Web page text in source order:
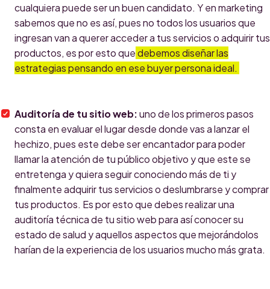
cualquiera puede ser un buen candidato. Y en marketing
sabemos que no es así, pues no todos los usuarios que
ingresan van a querer acceder a tus servicios o adquirir tus
productos, es por esto quedebemos diseñar las
estrategias pensando en ese buyer persona ideal.
Auditoría de tu sitio web:uno de los primeros pasos
consta en evaluar el lugar desde donde vas a lanzar el
hechizo, pues este debe ser encantador para poder
llamar la atención de tu público objetivo y que este se
entretenga y quiera seguir conociendo más de ti y
finalmente adquirir tus servicios o deslumbrarse y comprar
tus productos. Es por esto que debes realizar una
auditoría técnica de tu sitio web para así conocer su
estado de salud y aquellos aspectos que mejorándolos
harían de la experiencia de los usuarios mucho más grata.